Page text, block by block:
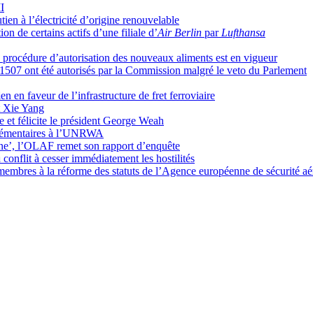
à l’électricité d’origine renouvelable
de certains actifs d’une filiale d’Air Berlin par Lufthansa
d’autorisation des nouveaux aliments est en vigueur
ont été autorisés par la Commission malgré le veto du Parlement
en faveur de l’infrastructure de fret ferroviaire
Xie Yang
et félicite le président George Weah
à l’UNRWA
l’OLAF remet son rapport d’enquête
à cesser immédiatement les hostilités
à la réforme des statuts de l’Agence européenne de sécurité